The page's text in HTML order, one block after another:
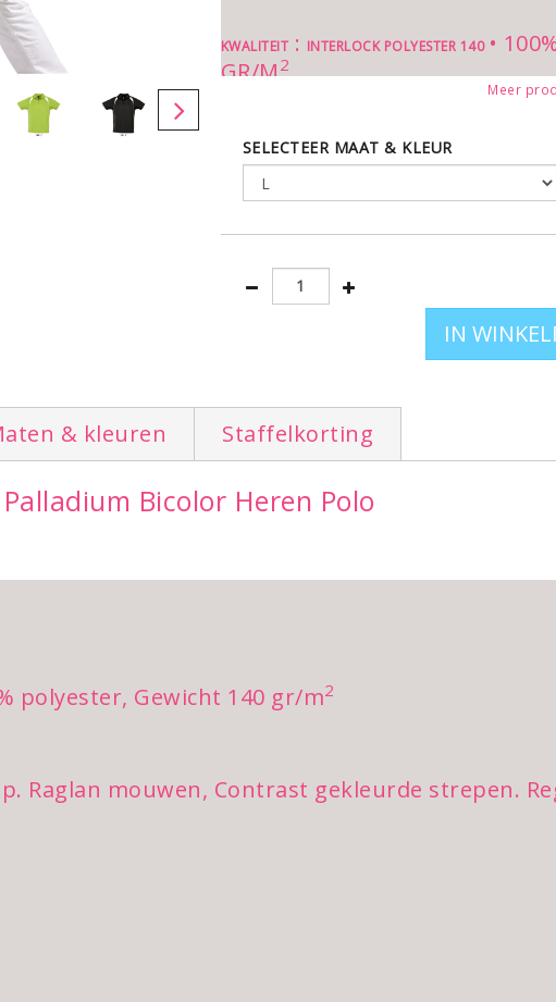
KWALITEIT : INTERLOCK POLYESTER 140 •
GR/M2
STIJL:SPORT & TENDANCE KRAAG MET
GEKLEURDE STREPEN.
Meer
SELECTEER MAAT & KLEUR
& kleuren Staffelkorting
Bicolor Heren Polo
polyester, Gewicht 140 gr/m2
Raglan mouwen, Contrast gekleurde strepen.